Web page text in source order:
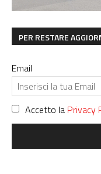
PER RESTARE
Email
Accetto la Privacy